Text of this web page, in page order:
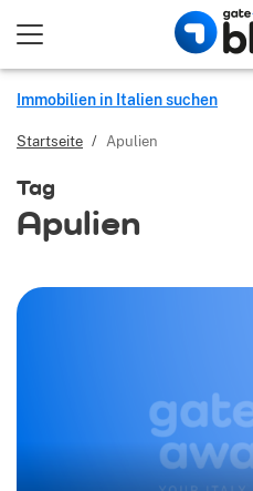
Immobilien in Italien suchen
Startseite / Apulien
Tag
Apulien